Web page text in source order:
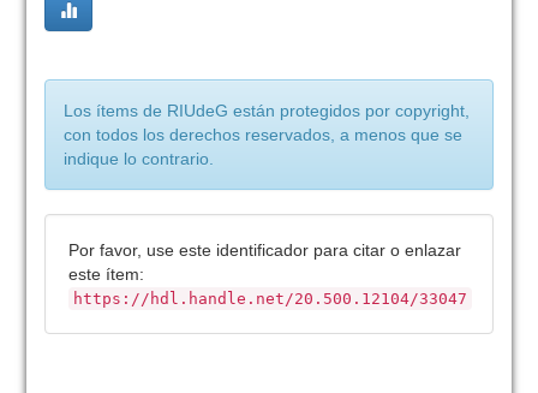
Los ítems de RIUdeG están protegidos por copyright,
con todos los derechos reservados, a menos que se
indique lo contrario.
Por favor, use este identificador para citar o enlazar
este ítem:
https://hdl.handle.net/20.500.12104/33047